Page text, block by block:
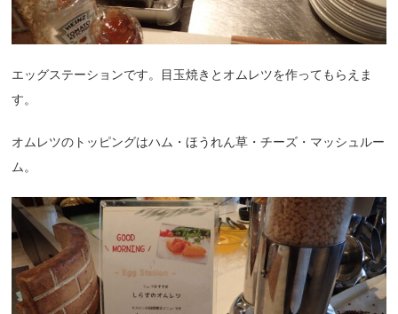
エッグステーションです。目玉焼きとオムレツを作ってもらえま
す。
オムレツのトッピングはハム・ほうれん草・チーズ・マッシュルー
ム。